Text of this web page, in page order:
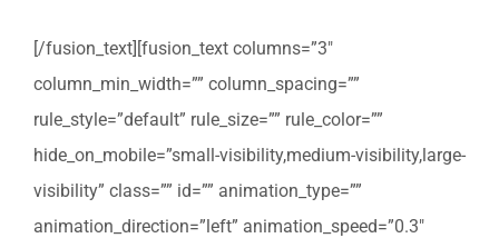
[/fusion_text][fusion_text columns=”3″
column_min_width=”” column_spacing=””
rule_style=”default” rule_size=”” rule_color=””
hide_on_mobile=”small-visibility,medium-visibility,large-
visibility” class=”” id=”” animation_type=””
animation_direction=”left” animation_speed=”0.3″